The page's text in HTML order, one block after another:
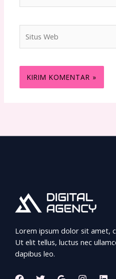
Web
Lorem ipsum dolor sit amet,
Ut elit tellus, luctus nec
dapibus leo.